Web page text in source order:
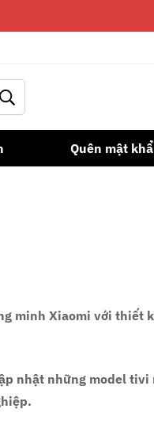
Quên mật
minh Xiaomi với thiết
nhật những model
.